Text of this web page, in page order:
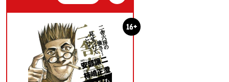
16+